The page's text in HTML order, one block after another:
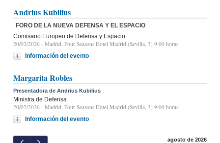
Andrius Kubilius
FORO DE LA NUEVA DEFENSA Y EL ESPACIO
Comisario Europeo de Defensa y Espacio
20/02/2026 - Madrid, Four Seasons Hotel Madrid (Sevilla, 3) 9:00 horas
Información del evento
Margarita Robles
Presentadora de Andrius Kubilius
Ministra de Defensa
20/02/2026 - Madrid, Four Seasons Hotel Madrid (Sevilla, 3) 9:00 horas
Información del evento
agosto de 2026